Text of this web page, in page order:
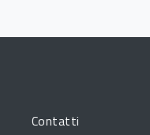
Contatti